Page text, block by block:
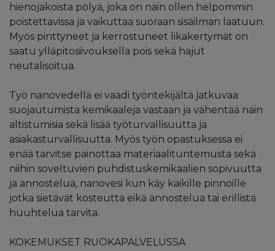
hienojakoista pölyä, joka on näin ollen helpommin
poistettavissa ja vaikuttaa suoraan sisäilman laatuun.
Myös pinttyneet ja kerrostuneet likakertymät on
saatu ylläpitosiivouksella pois sekä hajut
neutalisoitua.
Työ nanovedellä ei vaadi työntekijältä jatkuvaa
suojautumista kemikaaleja vastaan ja vähentää näin
altistumisia sekä lisää työturvallisuutta ja
asiakasturvallisuutta. Myös työn opastuksessa ei
enää tarvitse painottaa materiaalituntemusta sekä
niihin soveltuvien puhdistuskemikaalien sopivuutta
ja annostelua, nanovesi kun käy kaikille pinnoille
jotka sietävät kosteutta eikä annostelua tai erillistä
huuhtelua tarvita.
KOKEMUKSET RUOKAPALVELUSSA